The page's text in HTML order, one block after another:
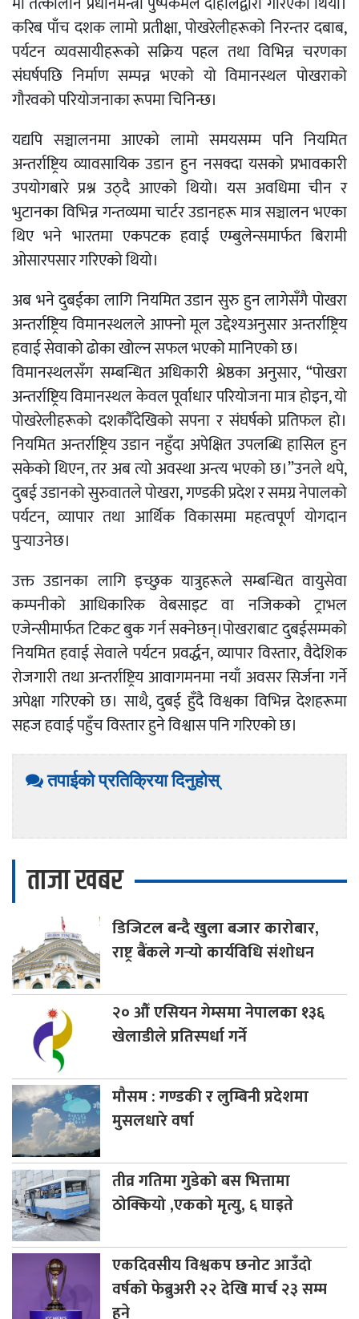
करिब पाँच दशक लामो प्रतीक्षा, पोखरेलीहरूको निरन्तर दबाब,
पर्यटन व्यवसायीहरूको सक्रिय पहल तथा विभिन्न चरणका
संघर्षपछि निर्माण सम्पन्न भएको यो विमानस्थल पोखराको
गौरवको परियोजनाका रूपमा चिनिन्छ।
यद्यपि सञ्चालनमा आएको लामो समयसम्म पनि नियमित
अन्तर्राष्ट्रिय व्यावसायिक उडान हुन नसक्दा यसको प्रभावकारी
उपयोगबारे प्रश्न उठ्दै आएको थियो। यस अवधिमा चीन र
भुटानका विभिन्न गन्तव्यमा चार्टर उडानहरू मात्र सञ्चालन भएका
थिए भने भारतमा एकपटक हवाई एम्बुलेन्समार्फत बिरामी
ओसारपसार गरिएको थियो।
अब भने दुबईका लागि नियमित उडान सुरु हुन लागेसँगै पोखरा
अन्तर्राष्ट्रिय विमानस्थलले आफ्नो मूल उद्देश्यअनुसार अन्तर्राष्ट्रिय
हवाई सेवाको ढोका खोल्न सफल भएको मानिएको छ।
विमानस्थलसँग सम्बन्धित अधिकारी श्रेष्ठका अनुसार, “पोखरा
अन्तर्राष्ट्रिय विमानस्थल केवल पूर्वाधार परियोजना मात्र होइन, यो
पोखरेलीहरूको दशकौँदेखिको सपना र संघर्षको प्रतिफल हो।
नियमित अन्तर्राष्ट्रिय उडान नहुँदा अपेक्षित उपलब्धि हासिल हुन
सकेको थिएन, तर अब त्यो अवस्था अन्त्य भएको छ।”उनले थपे,
दुबई उडानको सुरुवातले पोखरा, गण्डकी प्रदेश र समग्र नेपालको
पर्यटन, व्यापार तथा आर्थिक विकासमा महत्वपूर्ण योगदान
पुर्‍याउनेछ।
उक्त उडानका लागि इच्छुक यात्रुहरूले सम्बन्धित वायुसेवा
कम्पनीको आधिकारिक वेबसाइट वा नजिकको ट्राभल
एजेन्सीमार्फत टिकट बुक गर्न सक्नेछन्।पोखराबाट दुबईसम्मको
नियमित हवाई सेवाले पर्यटन प्रवर्द्धन, व्यापार विस्तार, वैदेशिक
रोजगारी तथा अन्तर्राष्ट्रिय आवागमनमा नयाँ अवसर सिर्जना गर्ने
अपेक्षा गरिएको छ। साथै, दुबई हुँदै विश्वका विभिन्न देशहरूमा
सहज हवाई पहुँच विस्तार हुने विश्वास पनि गरिएको छ।
तपाईको प्रतिक्रिया दिनुहोस्
ताजा खबर
डिजिटलबन्दै खुला बजार कारोबार,
राष्ट्र बैंकले गर्‍यो कार्यविधि संशोधन
२०औँ एसियन गेम्समा नेपालका १३६
खेलाडीले प्रतिस्पर्धा गर्ने
मौसम: गण्डकी र लुम्बिनी प्रदेशमा
मुसलधारे वर्षा
तीव्रगतिमा गुडेको बस भित्तामा
ठोक्कियो ,एकको मृत्यु, ६ घाइते
एकदिवसीयविश्वकप छनोट आउँदो
वर्षको फेब्रुअरी २२ देखि मार्च २३ सम्म
हुने